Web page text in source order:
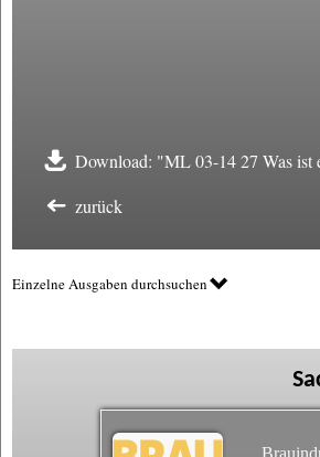
Download: "ML 03-14 27 Was ist
zurück
Einzelne Ausgaben durchsuchen